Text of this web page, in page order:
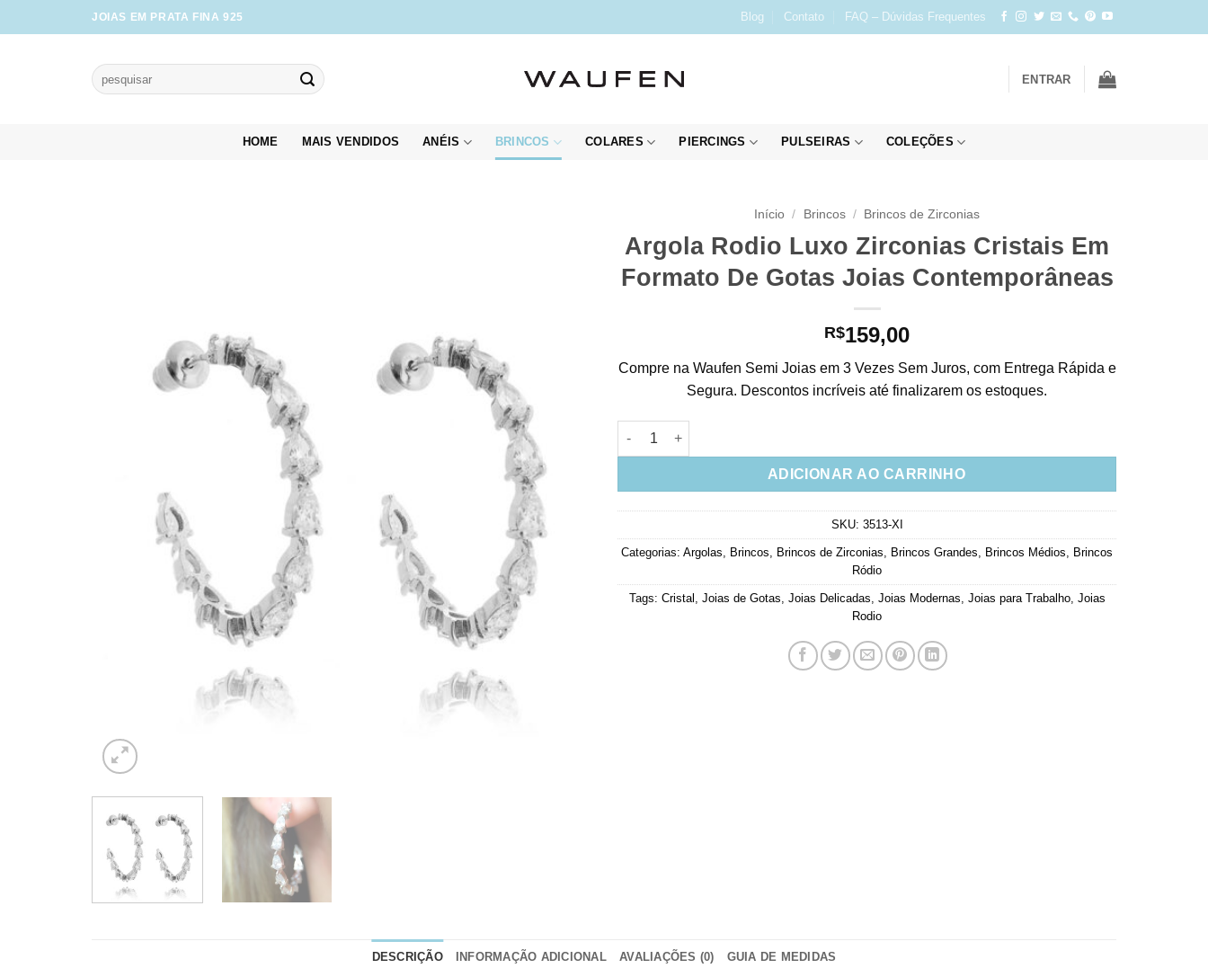
to
JOIAS EM PRATA FINA 925 Blog Contato FAQ – Dúvidas Frequentes
Pesquisar
por:
ENTRAR
HOME MAIS VENDIDOS ANÉIS BRINCOS COLARES PIERCINGS PULSEIRAS COLEÇÕES
Início / Brincos / Brincos de Zirconias
Argola Rodio Luxo Zirconias Cristais Em
Formato De Gotas Joias Contemporâneas
R$159,00
Compre na Waufen Semi Joias em 3 Vezes Sem Juros, com Entrega Rápida e
Segura. Descontos incríveis até finalizarem os estoques.
Argola Rodio Luxo Zirconias Cristais Em Formato De Gotas Joias Contemporâneas quantidade
ADICIONAR AO CARRINHO
SKU: 3513-XI
Categorias: Argolas Brincos Brincos de Zirconias Brincos Grandes Brincos Médios
Brincos
Ródio
Tags: Cristal Joias de Gotas Joias Delicadas Joias Modernas Joias para Trabalho, Joias
Rodio
DESCRIÇÃO INFORMAÇÃO ADICIONAL AVALIAÇÕES (0) GUIA DE MEDIDAS